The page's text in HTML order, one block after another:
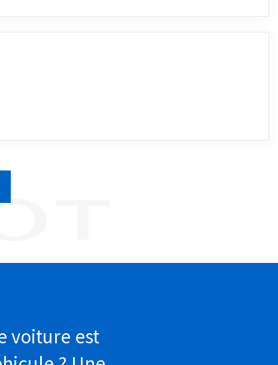
voiture est